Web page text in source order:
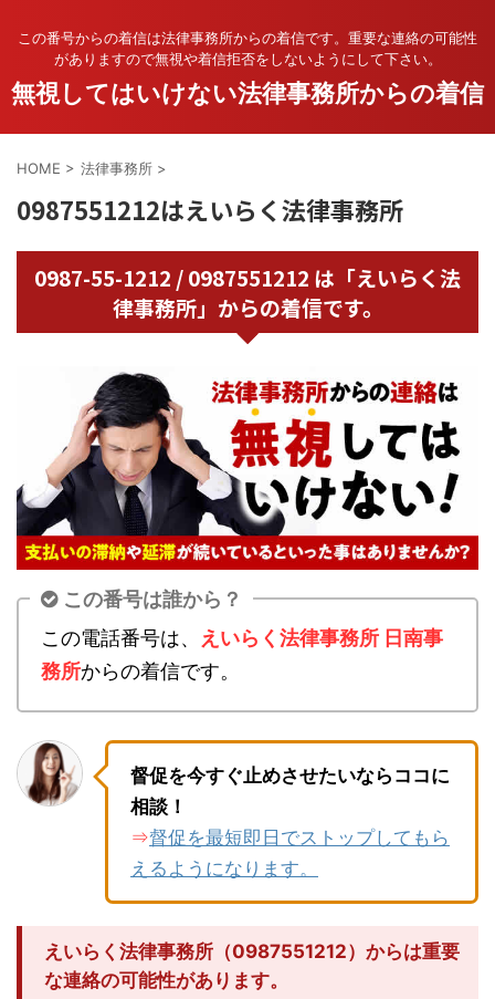
この番号からの着信は法律事務所からの着信です。重要な連絡の可能性
がありますので無視や着信拒否をしないようにして下さい。
無視してはいけない法律事務所からの着信
HOME > 法律事務所 >
0987551212はえいらく法律事務所
0987-55-1212 / 0987551212 は「えいらく法
律事務所」からの着信です。
この番号は誰から？
この電話番号は、
えいらく法律事務所 日南事
務所からの着信です。
督促を今すぐ止めさせたいならココに
相談！
⇒督促を最短即日でストップしてもら
えるようになります。
えいらく法律事務所（0987551212）からは重要
な連絡の可能性があります。